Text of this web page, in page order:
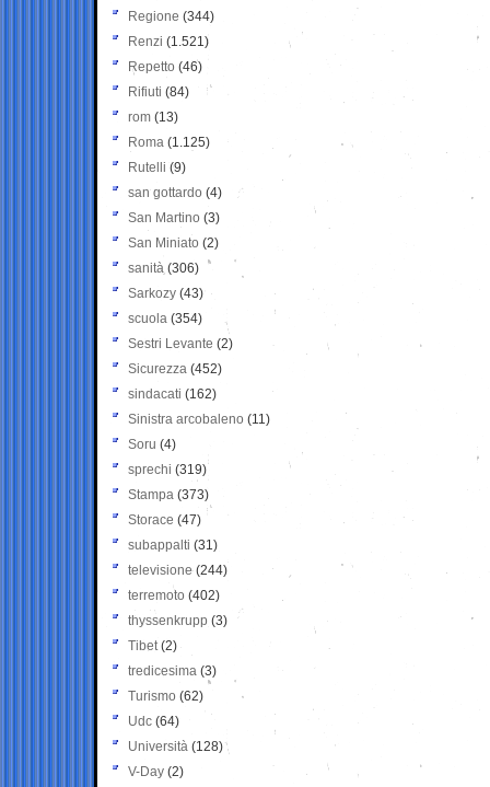
Regione (344)
Renzi (1.521)
Repetto (46)
Rifiuti (84)
rom (13)
Roma (1.125)
Rutelli (9)
san gottardo (4)
San Martino (3)
San Miniato (2)
sanità (306)
Sarkozy (43)
scuola (354)
Sestri Levante (2)
Sicurezza (452)
sindacati (162)
Sinistra arcobaleno (11)
Soru (4)
sprechi (319)
Stampa (373)
Storace (47)
subappalti (31)
televisione(244)
terremoto (402)
thyssenkrupp (3)
Tibet(2)
tredicesima (3)
Turismo (62)
Udc (64)
Università (128)
V-Day (2)